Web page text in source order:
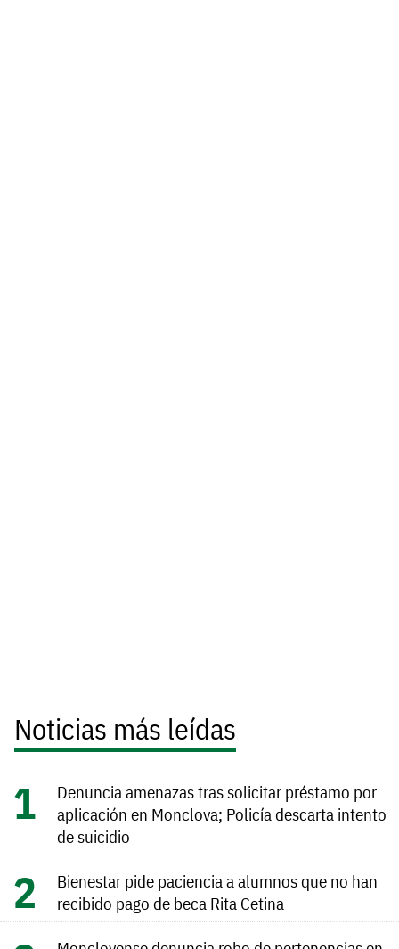
Noticias más leídas
Denuncia amenazas tras solicitar préstamo por
aplicación en Monclova; Policía descarta intento
de suicidio
Bienestar pide paciencia a alumnos que no han
recibido pago de beca Rita Cetina